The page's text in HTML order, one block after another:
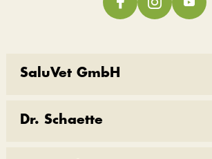
SaluVet GmbH
Dr. Schaette